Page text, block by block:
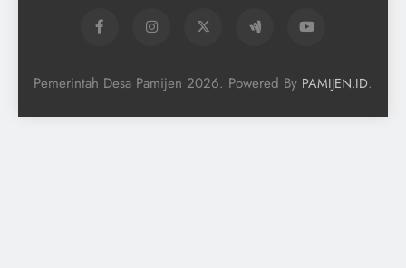
Pemerintah Desa Pamijen 2026. Powered By PAMIJEN.ID.